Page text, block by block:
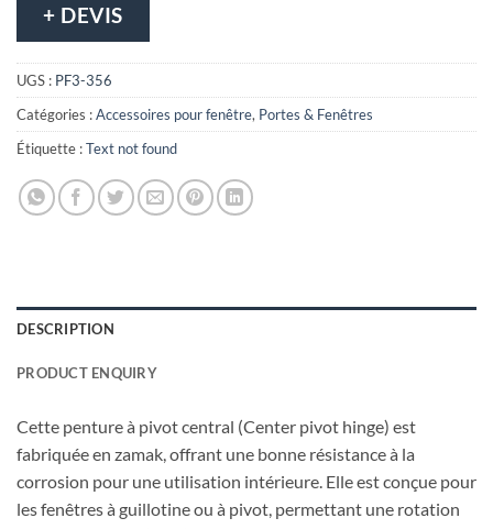
+ DEVIS
UGS : PF3-356
Catégories :Accessoires pour fenêtre, Portes & Fenêtres
Étiquette :Text not found
DESCRIPTION
PRODUCT ENQUIRY
Cette penture à pivot central (Center pivot hinge) est
fabriquée en zamak, offrant une bonne résistance à la
corrosion pour une utilisation intérieure. Elle est conçue pour
les fenêtres à guillotine ou à pivot, permettant une rotation